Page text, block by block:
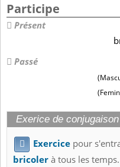
Participe
Présent
Passé
Exerice de
 Exercice pour
bricolerà tous les temps.